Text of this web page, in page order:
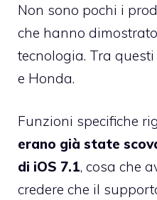
Non sono pochi i
che hanno
tecnologia. Tra
e Honda.
Funzioni specifiche
erano già state
di iOS 7.1, cosa che
credere che il